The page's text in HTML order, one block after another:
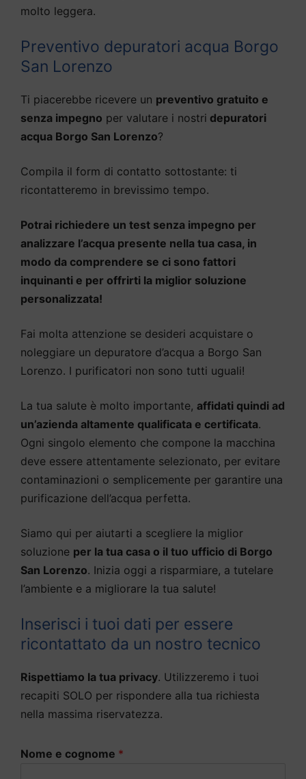
molto leggera.
Preventivo depuratori acqua Borgo
San Lorenzo
Ti piacerebbe ricevere un preventivo gratuito e
senza impegno per valutare i nostri depuratori
acqua Borgo San Lorenzo?
Compila il form di contatto sottostante: ti
ricontatteremo in brevissimo tempo.
Potrai richiedere un test senza impegno per
analizzare l’acqua presente nella tua casa, in
modo da comprendere se ci sono fattori
inquinanti e per offrirti la miglior soluzione
personalizzata!
Fai molta attenzione se desideri acquistare o
noleggiare un depuratore d’acqua a Borgo San
Lorenzo. I purificatori non sono tutti uguali!
La tua salute è molto importante, affidati quindi ad
un’azienda altamente qualificata e certificata.
Ogni singolo elemento che compone la macchina
deve essere attentamente selezionato, per evitare
contaminazioni o semplicemente per garantire una
purificazione dell’acqua perfetta.
Siamo qui per aiutarti a scegliere la miglior
soluzione per la tua casa o il tuo ufficio di Borgo
San Lorenzo. Inizia oggi a risparmiare, a tutelare
l’ambiente e a migliorare la tua salute!
Inserisci i tuoi dati per essere
ricontattato da un nostro tecnico
Rispettiamo la tua privacy. Utilizzeremo i tuoi
recapiti SOLO per rispondere alla tua richiesta
nella massima riservatezza.
Nome e cognome *